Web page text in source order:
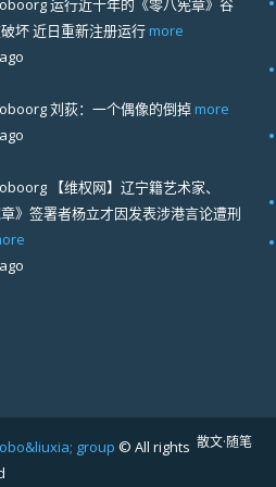
运行近十年的《零八宪章》谷
坏 近日重新注册运行 more
刘荻：一个偶像的倒掉 more
【维权网】辽宁籍艺术家、
章》签署者杨立才因发表涉港言论遭刑
group © All rights 散文·随笔